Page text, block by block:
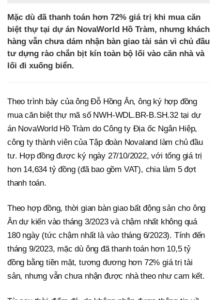
Mặc dù đã thanh toán hơn 72% giá trị khi mua căn
biệt thự tại dự án NovaWorld Hồ Tràm, nhưng khách
hàng vẫn chưa dám nhận bàn giao tài sản vì chủ đầu
tư dựng rào chắn bịt kín toàn bộ lối vào căn nhà và
lối đi xuống biển.
Theo trình bày của ông Đỗ Hồng Ân, ông ký hợp đồng
mua căn biệt thự mã số NWH-WDL.BR-B.SH.32 tại dự
án NovaWorld Hồ Tràm do Công ty Địa ốc Ngân Hiệp,
công ty thành viên của Tập đoàn Novaland làm chủ đầu
tư. Hợp đồng được ký ngày 27/10/2022, với tổng giá trị
hơn 14,634 tỷ đồng (đã bao gồm VAT), chia làm 5 đợt
thanh toán.
Theo hợp đồng, thời gian bàn giao bất động sản cho ông
Ân dự kiến vào tháng 3/2023 và chậm nhất không quá
180 ngày (tức chậm nhất là vào tháng 6/2023). Tính đến
tháng 9/2023, mặc dù ông đã thanh toán hơn 10,5 tỷ
đồng bằng tiền mặt, tương đương hơn 72% giá trị tài
sản, nhưng vẫn chưa nhận được nhà theo như cam kết.